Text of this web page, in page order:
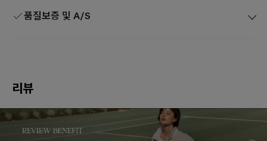
품질보증 및 A/S
리뷰